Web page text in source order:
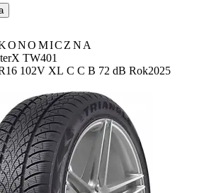
TW401
102V XL Etykieta:
C C B 72 dB Rok2025